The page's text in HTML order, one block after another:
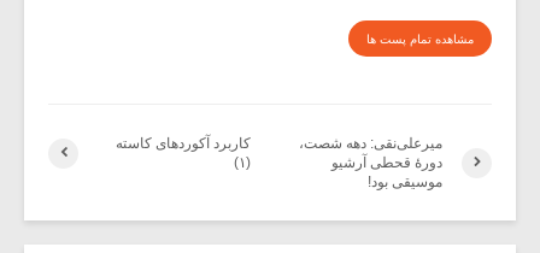
مشاهده تمام پست ها
کاربرد آکورد‌های کاسته
(۱)
میرعلی‌نقی: دهه شصت،
دورۀ قحطی آرشیو
موسیقی بود!